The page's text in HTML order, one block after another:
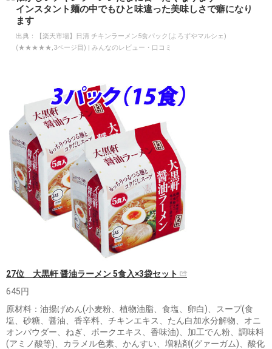
インスタント麺の中でもひと味違った美味しさで癖になり
ます
出典：
【楽天市場】日清 チキンラーメン5食パック(よろずやマルシェ)
(★★★★★,3ページ目) | みんなのレビュー・口コミ
27位 大黒軒 醤油ラーメン 5食入×3袋セット
645円
原材料：油揚げめん(小麦粉、植物油脂、食塩、卵白)、スープ(食
塩、砂糖、醤油、香辛料、チキンエキス、たん白加水分解物、オニ
オンパウダー、ねぎ、ポークエキス、香味油)、加工でん粉、調味料
(アミノ酸等)、カラメル色素、かんすい、増粘剤(グァーガム)、酸化